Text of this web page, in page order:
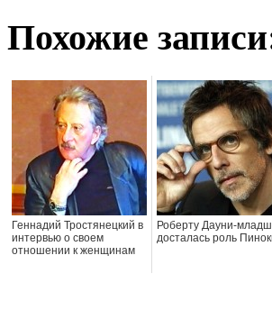
Похожие
Геннадий Тростянецкий в
интервью о своем
отношении к женщинам
Роберту Дауни-
досталась роль